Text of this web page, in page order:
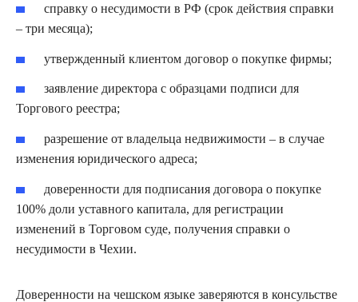
справку о несудимости в РФ (срок действия справки
– три месяца);
утвержденный клиентом договор о покупке фирмы;
заявление директора с образцами подписи для
Торгового реестра;
разрешение от владельца недвижимости – в случае
изменения юридического адреса;
доверенности для подписания договора о покупке
100% доли уставного капитала, для регистрации
изменений в Торговом суде, получения справки о
несудимости в Чехии.
Доверенности на чешском языке заверяются в консульстве